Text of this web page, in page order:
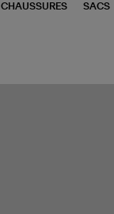
CHAUSSURES SACS